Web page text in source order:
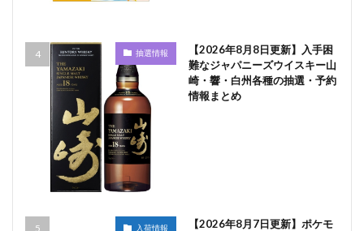
抽選情報
【2026年8月8日更新】入手困
難なジャパニーズウイスキー山
崎・響・白州各種の抽選・予約
情報まとめ
入荷情報
【2026年8月7日更新】ポケモ